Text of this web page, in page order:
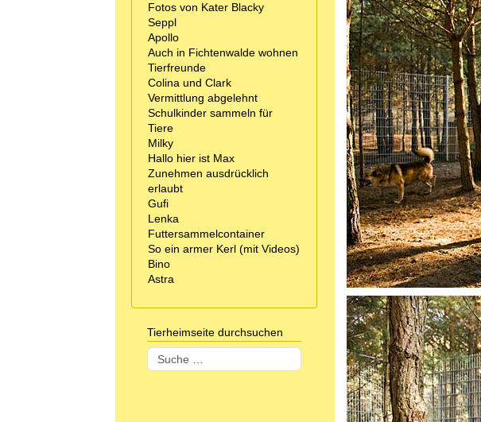
Fotos von Kater Blacky
Seppl
Apollo
Auch in Fichtenwalde wohnen
Tierfreunde
Colina und Clark
Vermittlung abgelehnt
Schulkinder sammeln für
Tiere
Milky
Hallo hier ist Max
Zunehmen ausdrücklich
erlaubt
Gufi
Lenka
Futtersammelcontainer
So ein armer Kerl (mit Videos)
Bino
Astra
Tierheimseite durchsuchen
Suchen